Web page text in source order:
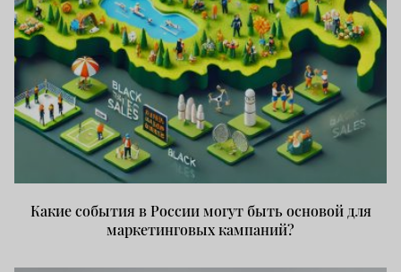
Какие события в России могут быть основой для
маркетинговых кампаний?